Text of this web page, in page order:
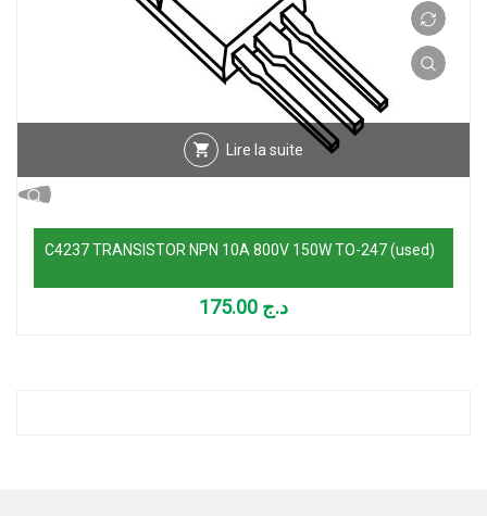
Lire la suite
C4237 TRANSISTOR NPN 10A 800V 150W TO-247 (used)
د.ج